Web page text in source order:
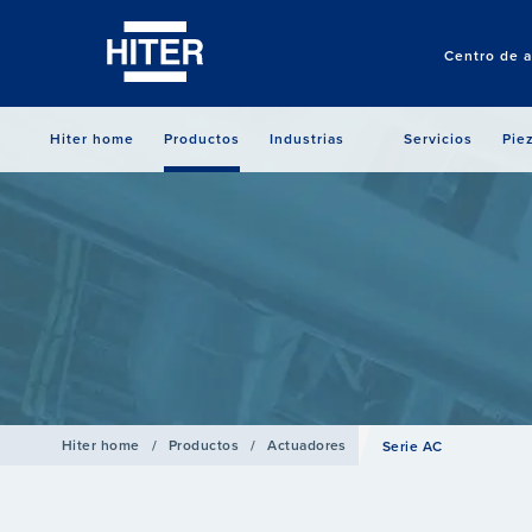
Centro de
Hiter home Productos Industrias Servicios
Hiter home / Productos / Actuadores Serie AC